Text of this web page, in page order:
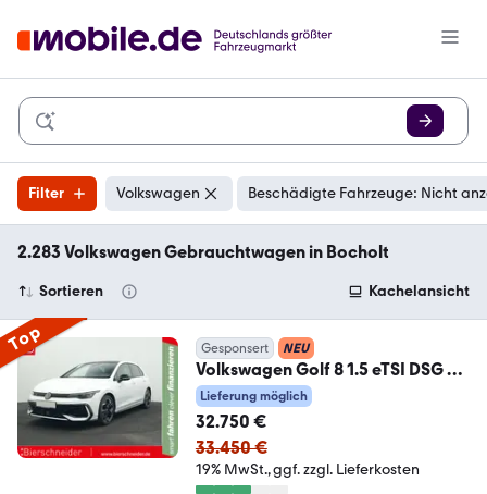
Filter Volkswagen Beschädigte Fahrzeuge: Nicht
2.283 Volkswagen Gebrauchtwagen in Bocholt
Sortieren Kachelansicht
Top Gesponsert NEU
Volkswagen Golf 8 1.5 eTSI DSG R-
Line BLACK STYLE PANO IQ.L
Lieferung möglich
32.750 €
33.450 €
19% MwSt. ggf. zzgl. Lieferkosten